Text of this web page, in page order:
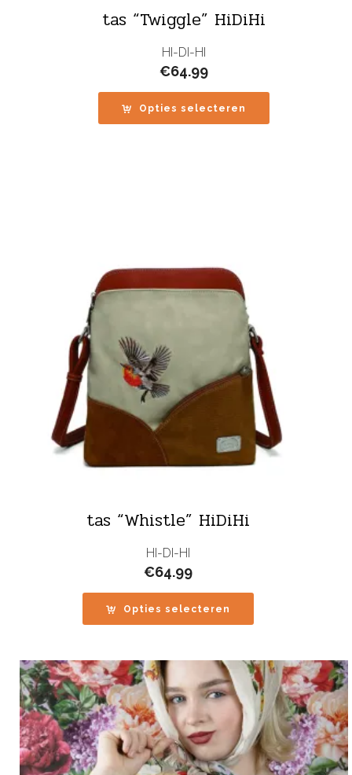
tas “Twiggle” HiDiHi
HI-DI-HI
€64.99
Opties selecteren
tas “Whistle” HiDiHi
HI-DI-HI
€64.99
Opties selecteren